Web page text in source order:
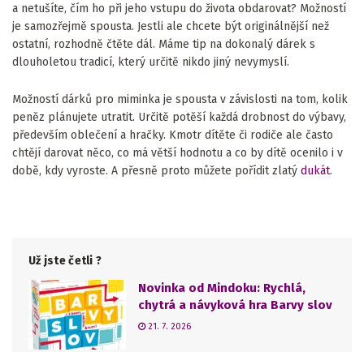
a netušíte, čím ho při jeho vstupu do života obdarovat? Možností
je samozřejmě spousta. Jestli ale chcete být originálnější než
ostatní, rozhodně čtěte dál. Máme tip na dokonalý dárek s
dlouholetou tradicí, který určitě nikdo jiný nevymyslí.
Možností dárků pro miminka je spousta v závislosti na tom, kolik
peněz plánujete utratit. Určitě potěší každá drobnost do výbavy,
především oblečení a hračky. Kmotr dítěte či rodiče ale často
chtějí darovat něco, co má větší hodnotu a co by dítě ocenilo i v
době, kdy vyroste. A přesně proto můžete pořídit zlatý dukát.
Už jste četli ?
Novinka od Mindoku: Rychlá,
chytrá a návyková hra Barvy slov
21. 7. 2026